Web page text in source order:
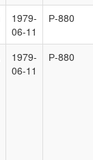
1979-
06-11
Р-880
1979-
06-11
Р-880